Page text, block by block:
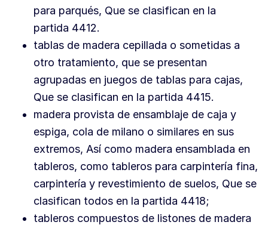
para parqués, Que se clasifican en la
partida 4412.
tablas de madera cepillada o sometidas a
otro tratamiento, que se presentan
agrupadas en juegos de tablas para cajas,
Que se clasifican en la partida 4415.
madera provista de ensamblaje de caja y
espiga, cola de milano o similares en sus
extremos, Así como madera ensamblada en
tableros, como tableros para carpintería fina,
carpintería y revestimiento de suelos, Que se
clasifican todos en la partida 4418;
tableros compuestos de listones de madera